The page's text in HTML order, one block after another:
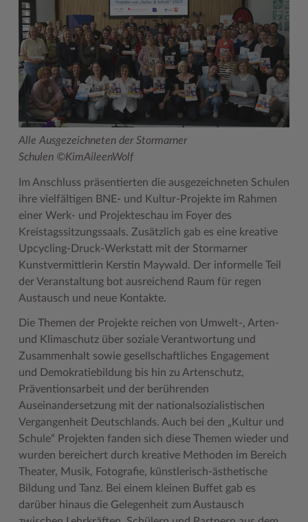
Alle Ausgezeichneten der Stormarner
Schulen ©KimAileenWolf
Im Anschluss präsentierten die ausgezeichneten Schulen
ihre vielfältigen BNE- und Kultur-Projekte im Rahmen
einer Werk- und Projekteschau im Foyer des
Kreistagssitzungssaals. Zusätzlich gab es eine kreative
Upcycling-Druck-Werkstatt mit der Stormarner
Kunstvermittlerin Kerstin Maywald. Der informelle Teil
der Veranstaltung bot ausreichend Raum für regen
Austausch und neue Kontakte.
Die Themen der Projekte reichen von Umwelt-, Arten-
und Klimaschutz über soziale Verantwortung und
Zusammenhalt sowie gesellschaftliches Engagement
und Demokratiebildung bis hin zu Artenschutz,
Präventionsarbeit und der berührenden
Auseinandersetzung mit der nationalsozialistischen
Vergangenheit Deutschlands. Auch bei den „Kultur und
Schule“ Projekten fanden sich diese Themen wieder und
wurden bereichert durch kreative Methoden im Bereich
Theater, Musik, Fotografie, künstlerisch-ästhetische
Bildung und Tanz. Bei einem kleinen Buffet gab es
darüber hinaus die Gelegenheit zum Austausch